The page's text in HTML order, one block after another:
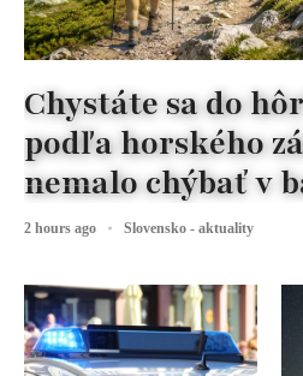
Chystáte sa do
podľa horského
nemalo chýbať v
2 hours ago Slovensko - aktuality